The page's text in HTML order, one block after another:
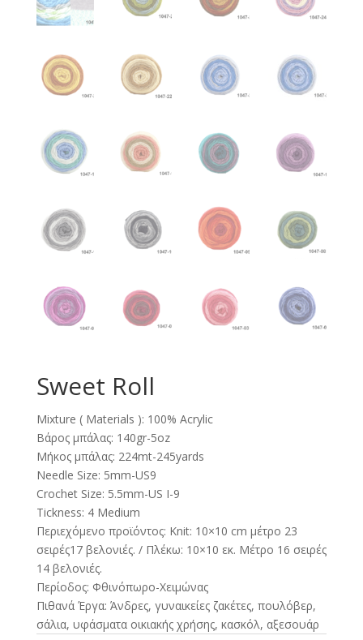
Sweet Roll
Mixture ( Materials ): 100% Acrylic
Βάρος μπάλας: 140gr-5oz
Μήκος μπάλας: 224mt-245yards
Needle Size: 5mm-US9
Crochet Size: 5.5mm-US I-9
Tickness: 4 Medium
Περιεχόμενο προϊόντος: Knit: 10×10 cm μέτρο 23
σειρές17 βελονιές. / Πλέκω: 10×10 εκ. Μέτρο 16 σειρές
14 βελονιές.
Περίοδος: Φθινόπωρο-Χειμώνας
Πιθανά Έργα: Άνδρες, γυναικείες ζακέτες, πουλόβερ,
σάλια, υφάσματα οικιακής χρήσης, κασκόλ, αξεσουάρ